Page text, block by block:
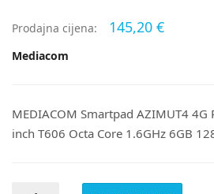
Prodajna cijena: 145,20 €
Mediacom
MEDIACOM Smartpad AZIMUT4 4G
inch T606 Octa Core 1.6GHz 6GB